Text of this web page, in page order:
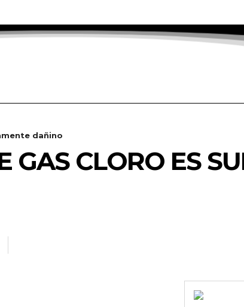
dañino
GAS CLORO ES